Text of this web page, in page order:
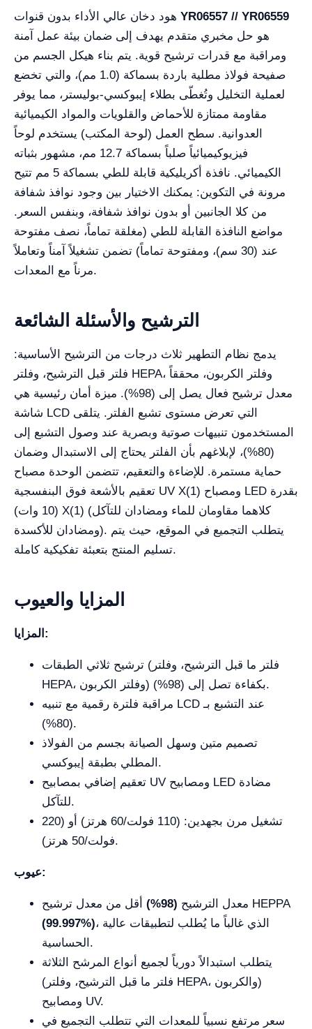
YR06557 // YR06559
هو حل مخبري متقدم يهدف إلى ضمان بيئة عمل آمنة
ومراقبة مع قدرات ترشيح قوية. يتم بناء هيكل الجسم من
صفيحة فولاذ مطلية باردة بسماكة (1.0 مم)، والتي تخضع
لعملية التخليل وتُغطّى بطلاء إيبوكسي-بوليستر، مما يوفر
مقاومة ممتازة للأحماض والقلويات والمواد الكيميائية
العدوانية. سطح العمل (لوحة المكتب) يستخدم لوحاً
فيزيوكيميائياً صلباً بسماكة 12.7 مم، مشهور بثباته
الكيميائي. نافذة أكريليكية قابلة للطي بسماكة 5 مم تتيح
مرونة في التكوين: يمكنك الاختيار بين وجود نوافذ شفافة
من كلا الجانبين أو بدون نوافذ شفافة، وبنفس السعر.
مواضع النافذة القابلة للطي (مغلقة تماماً، نصف مفتوحة
عند (30 سم)، ومفتوحة تماماً) تضمن تشغيلاً آمناً وتعاملاً
مرناً مع المعدات.
الترشيح والأسئلة الشائعة
يدمج نظام التطهير ثلاث درجات من الترشيح الأساسية:
فلتر قبل الترشيح، وفلتر HEPA، وفلتر الكربون، محققاً
معدل ترشيح فعال يصل إلى (98%). ميزة أمان رئيسية هي
شاشة LCD التي تعرض مستوى تشبع الفلتر. يتلقى
المستخدمون تنبيهات صوتية وبصرية عند وصول التشبع إلى
(80%)، لإبلاغهم بأن الفلتر يحتاج إلى الاستبدال وضمان
حماية مستمرة. للإضاءة والتعقيم، تتضمن الوحدة مصباح
تعقيم بالأشعة فوق البنفسجية UV X(1) ومصباح LED بقدرة
(10 وات) X(1) (كلاهما مقاومان للماء ومضادان للتآكل
ومضادان للأكسدة). يتطلب التجميع في الموقع، حيث يتم
تسليم المنتج بتعبئة تفكيكية كاملة.
المزايا والعيوب
المزايا:
ترشيح ثلاثي الطبقات (فلتر ما قبل الترشيح، وفلتر
HEPA، وفلتر الكربون) بكفاءة تصل إلى (98%).
مراقبة فلترة رقمية مع تنبيه LCD عند التشبع بـ
(80%).
تصميم متين وسهل الصيانة بجسم من الفولاذ
المطلي بطبقة إيبوكسي.
تعقيم إضافي بمصابيح UV ومصابيح LED مضادة
للتآكل.
تشغيل مرن بجهدين: (110 فولت/60 هرتز) أو (220
فولت/50 هرتز).
عيوب:
معدل الترشيح (98%)
أقل من معدل ترشيح HEPPA
(99.997%)، الذي غالباً ما يُطلب لتطبيقات عالية
الحساسية.
يتطلب استبدالاً دورياً لجميع أنواع المرشح الثلاثة
(فلتر ما قبل الترشيح، وفلتر HEPA، والكربون)
ومصابيح UV.
سعر مرتفع نسبياً للمعدات التي تتطلب التجميع في